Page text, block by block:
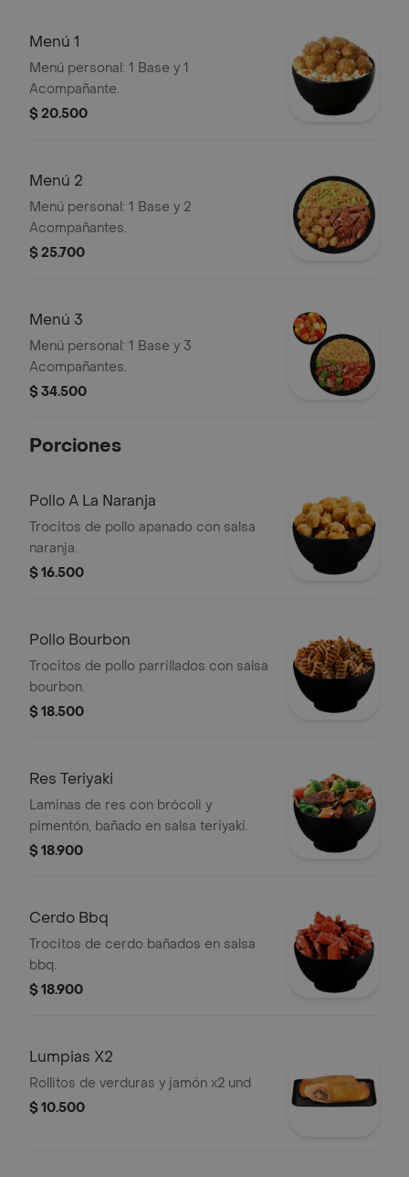
Menú 1
Menú personal: 1 Base y 1
Acompañante.
$ 20.500
Menú 2
Menú personal: 1 Base y 2
Acompañantes.
$ 25.700
Menú 3
Menú personal: 1 Base y 3
Acompañantes.
$ 34.500
Porciones
Pollo A La Naranja
Trocitos de pollo apanado con salsa
naranja.
$ 16.500
Pollo Bourbon
Trocitos de pollo parrillados con salsa
bourbon.
$ 18.500
Res Teriyaki
Laminas de res con brócoli y
pimentón, bañado en salsa teriyaki.
$ 18.900
Cerdo Bbq
Trocitos de cerdo bañados en salsa
bbq.
$ 18.900
Lumpias X2
Rollitos de verduras y jamón x2 und
$ 10.500